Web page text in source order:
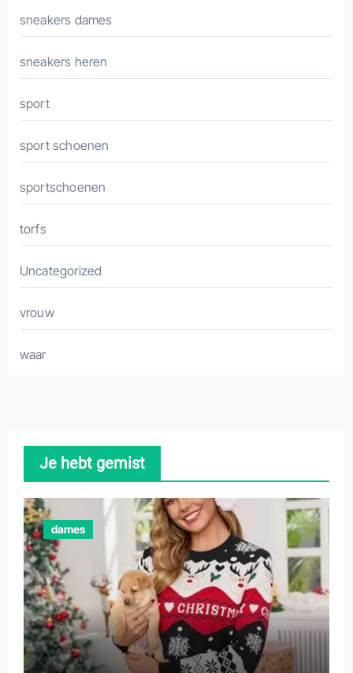
sneakers dames
sneakers heren
sport
sport schoenen
sportschoenen
torfs
Uncategorized
vrouw
waar
Je hebt gemist
dames